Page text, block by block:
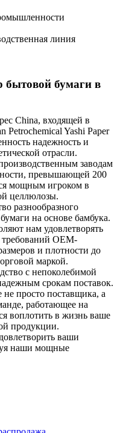
линия
бытовой бумаги в
China, входящей в
Petrochemical Yashi Paper
надежность и
отрасли.
заводам
превышающей 200
мощным игроком в
целлюлозы.
разнообразного
на основе бамбука.
нам удовлетворять
OEM-
и плотности до
маркой.
с непоколебимой
срокам поставок.
просто поставщика, а
работающее на
воплотить в жизнь ваше
продукции.
ваши
наши мощные